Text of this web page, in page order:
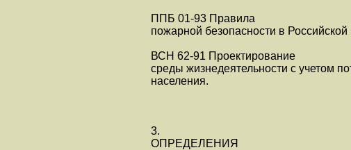
ППБ 01-93 Правила
пожарной безопасности в
ВСН 62-91 Проектирование
среды жизнедеятельности с учетом
населения.
3.
ОПРЕДЕЛЕНИЯ